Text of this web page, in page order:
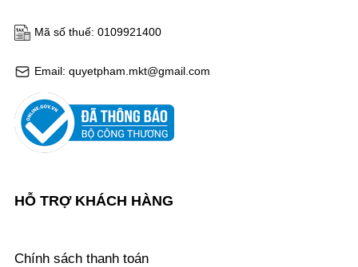
Email: quyetpham.mkt@gmail.com
Mã số thuế: 0109921400
HỖ TRỢ KHÁCH HÀNG
Chính sách thanh toán